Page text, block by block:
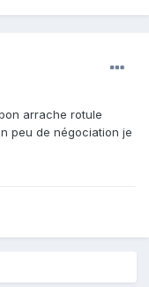
arrache rotule
peu de négociation je